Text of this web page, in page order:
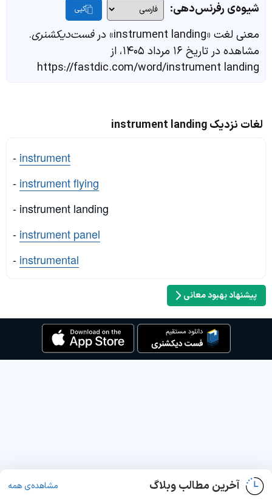
شیوه‌ی رفرنس‌دهی: کپی
معنی لغت «instrument landing» در فست‌دیکشنری.
مشاهده در تاریخ ۱۶ مرداد ۱۴۰۵، از
https://fastdic.com/word/instrument landing
لغات نزدیک instrument landing
- instrument
- instrument flying
- instrument landing
- instrument panel
- instrumental
پیشنهاد بهبود معانی
آخرین مطالب وبلاگ مشاهده‌ی همه